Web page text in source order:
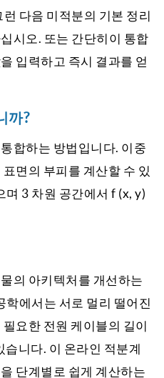
다음 미적분의 기본 정리
시오. 또는 간단히이 통합
입력하고 즉시 결과를 얻
까?
합하는 방법입니다. 이중
면의 부피를 계산할 수 있
며 3 차원 공간에서 f (x, y)
의 아키텍처를 개선하는
학에서는 서로 멀리 떨어진
요한 전원 케이블의 길이
습니다. 이 온라인 적분계
단계별로 쉽게 계산하는